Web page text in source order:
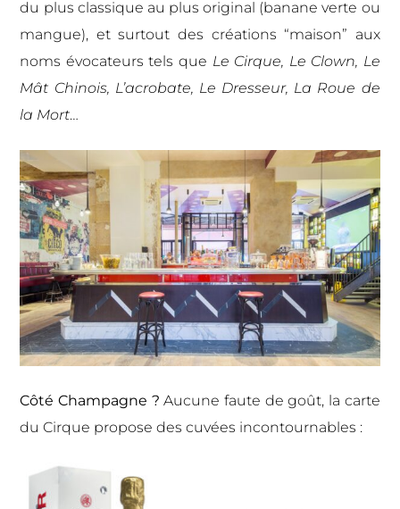
du plus classique au plus original (banane verte ou
mangue), et surtout des créations “maison” aux
noms évocateurs tels que Le Cirque, Le Clown, Le
Mât Chinois, L’acrobate, Le Dresseur, La Roue de
la Mort…
Côté Champagne ? Aucune faute de goût, la carte
du Cirque propose des cuvées incontournables :